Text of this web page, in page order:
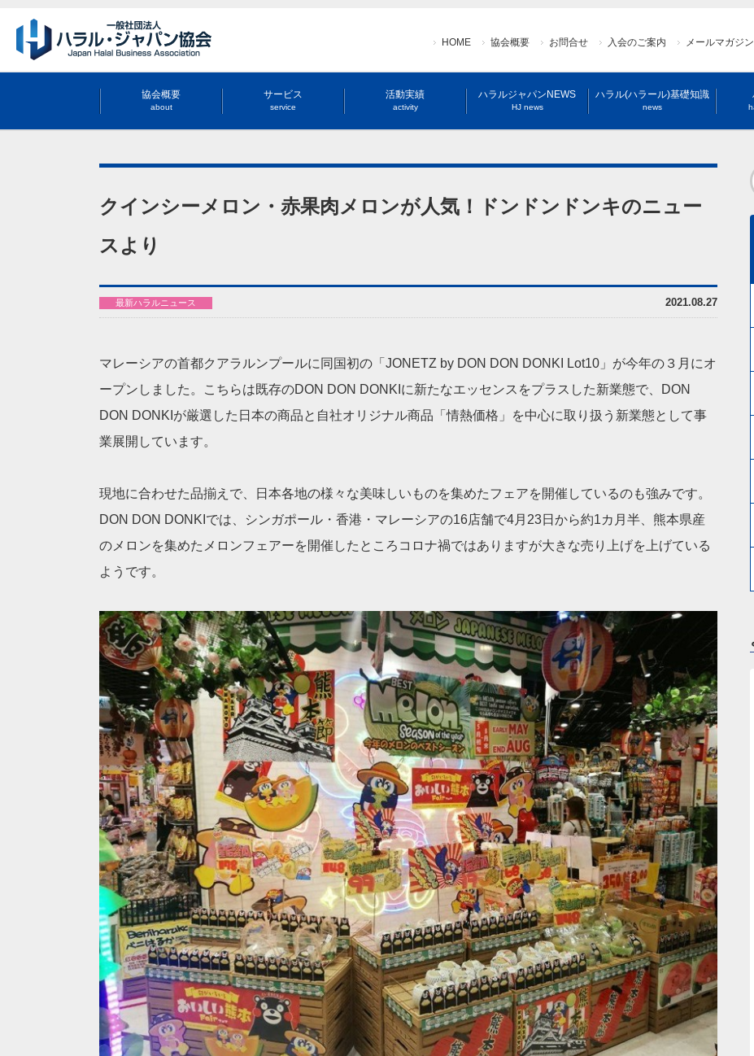
HOME 協会概要 お問合せ 入会のご案内 メールマガジン
協会概要
about
サービス
service
活動実績
activity
ハラルジャパンNEWS
HJ news
ハラル(ハラール)基礎知識
news
クインシーメロン・赤果肉メロンが人気！ドンドンドンキのニュー
スより
2021.08.27
最新ハラルニュース
マレーシアの首都クアラルンプールに同国初の「JONETZ by DON DON DONKI Lot10」が今年の３月にオ
ープンしました。こちらは既存のDON DON DONKIに新たなエッセンスをプラスした新業態で、DON
DON DONKIが厳選した日本の商品と自社オリジナル商品「情熱価格」を中心に取り扱う新業態として事
業展開しています。
現地に合わせた品揃えで、日本各地の様々な美味しいものを集めたフェアを開催しているのも強みです。
DON DON DONKIでは、シンガポール・香港・マレーシアの16店舗で4月23日から約1カ月半、熊本県産
のメロンを集めたメロンフェアーを開催したところコロナ禍ではありますが大きな売り上げを上げている
ようです。